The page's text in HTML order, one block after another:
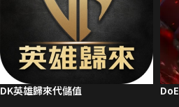
DK英雄歸來代儲值